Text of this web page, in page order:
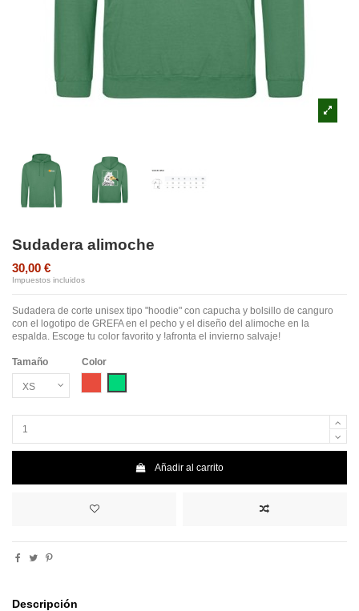
Sudadera alimoche
30,00 €
Impuestos incluidos
Sudadera de corte unisex tipo "hoodie" con capucha y bolsillo de canguro
con el logotipo de GREFA en el pecho y el diseño del alimoche en la
espalda. Escoge tu color favorito y !afronta el invierno salvaje!
Tamaño
Color
Añadir al carrito
Descripción